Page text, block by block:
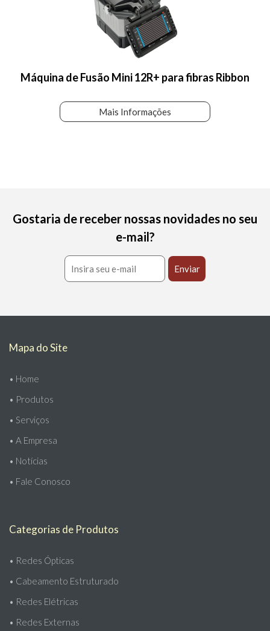
Máquina de Fusão Mini 12R+ para fibras Ribbon
Mais Informações
Gostaria de receber nossas novidades no seu
e-mail?
Mapa do Site
• Home
• Produtos
• Serviços
• A Empresa
• Notícias
• Fale Conosco
Categorias de Produtos
• Redes Ópticas
• Cabeamento Estruturado
• Redes Elétricas
• Redes Externas